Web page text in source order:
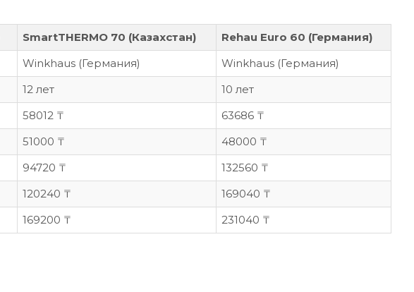
SmartTHERMO 70 (Казахстан)
Rehau Euro 60 (Германия)
Winkhaus (Германия)
Winkhaus (Германия)
12 лет
10 лет
58012 ₸
63686 ₸
51000 ₸
48000 ₸
94720 ₸
132560 ₸
120240 ₸
169040 ₸
169200 ₸ 231040 ₸